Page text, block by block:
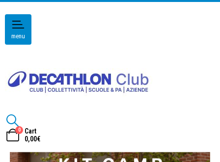
menu
0
Cart
0,00€